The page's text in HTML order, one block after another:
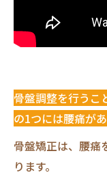
骨盤調整を行うこ
の1つには腰痛があ
骨盤矯正は、腰痛
ります。